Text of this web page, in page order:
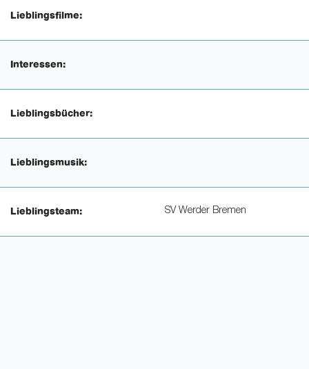
Lieblingsfilme:
Interessen:
Lieblingsbücher:
Lieblingsmusik:
Lieblingsteam: SV Werder Bremen